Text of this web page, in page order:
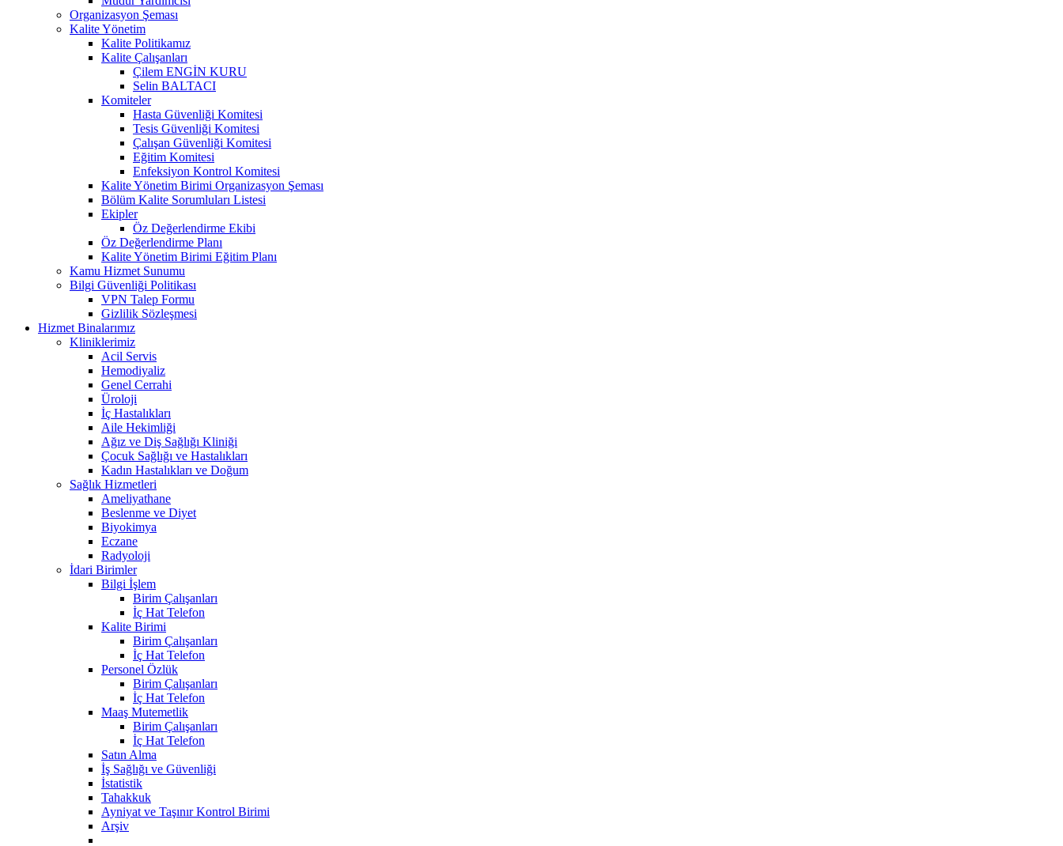
Organizasyon Şeması
Kalite Yönetim
Kalite Politikamız
Kalite Çalışanları
Çilem ENGİN KURU
Selin BALTACI
Komiteler
Hasta Güvenliği Komitesi
Tesis Güvenliği Komitesi
Çalışan Güvenliği Komitesi
Eğitim Komitesi
Enfeksiyon Kontrol Komitesi
Kalite Yönetim Birimi Organizasyon Şeması
Bölüm Kalite Sorumluları Listesi
Ekipler
Öz Değerlendirme Ekibi
Öz Değerlendirme Planı
Kalite Yönetim Birimi Eğitim Planı
Kamu Hizmet Sunumu
Bilgi Güvenliği Politikası
VPN Talep Formu
Gizlilik Sözleşmesi
Hizmet Binalarımız
Kliniklerimiz
Acil Servis
Hemodiyaliz
Genel Cerrahi
Üroloji
İç Hastalıkları
Aile Hekimliği
Ağız ve Diş Sağlığı Kliniği
Çocuk Sağlığı ve Hastalıkları
Kadın Hastalıkları ve Doğum
Sağlık Hizmetleri
Ameliyathane
Beslenme ve Diyet
Biyokimya
Eczane
Radyoloji
İdari Birimler
Bilgi İşlem
Birim Çalışanları
İç Hat Telefon
Kalite Birimi
Birim Çalışanları
İç Hat Telefon
Personel Özlük
Birim Çalışanları
İç Hat Telefon
Maaş Mutemetlik
Birim Çalışanları
İç Hat Telefon
Satın Alma
İş Sağlığı ve Güvenliği
İstatistik
Tahakkuk
Ayniyat ve Taşınır Kontrol Birimi
Arşiv